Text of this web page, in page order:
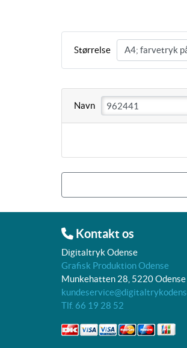
Størrelse
Navn
Kontakt os
Digitaltryk Odense
Grafisk Produktion Odense
Munkehatten 28, 5220
Tlf. 66 19 28 52